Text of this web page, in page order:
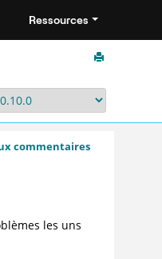
Ressources
commentaires
les uns